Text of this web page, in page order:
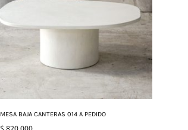
MESA BAJA CANTERAS 014 A PEDIDO